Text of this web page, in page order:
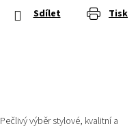
Tisk
Sdílet
Pečlivý výběr stylové, kvalitní a